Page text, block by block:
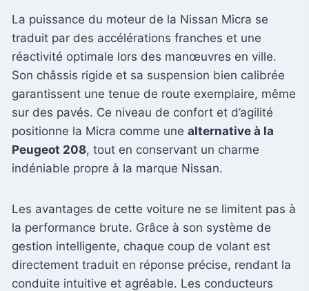
La puissance du moteur de la Nissan Micra se
traduit par des accélérations franches et une
réactivité optimale lors des manœuvres en ville.
Son châssis rigide et sa suspension bien calibrée
garantissent une tenue de route exemplaire, même
sur des pavés. Ce niveau de confort et d’agilité
positionne la Micra comme une alternative à la
Peugeot 208, tout en conservant un charme
indéniable propre à la marque Nissan.
Les avantages de cette voiture ne se limitent pas à
la performance brute. Grâce à son système de
gestion intelligente, chaque coup de volant est
directement traduit en réponse précise, rendant la
conduite intuitive et agréable. Les conducteurs